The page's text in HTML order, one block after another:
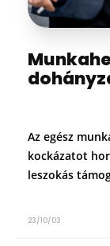
Az egész
kockázatot
leszokás
23/10/03